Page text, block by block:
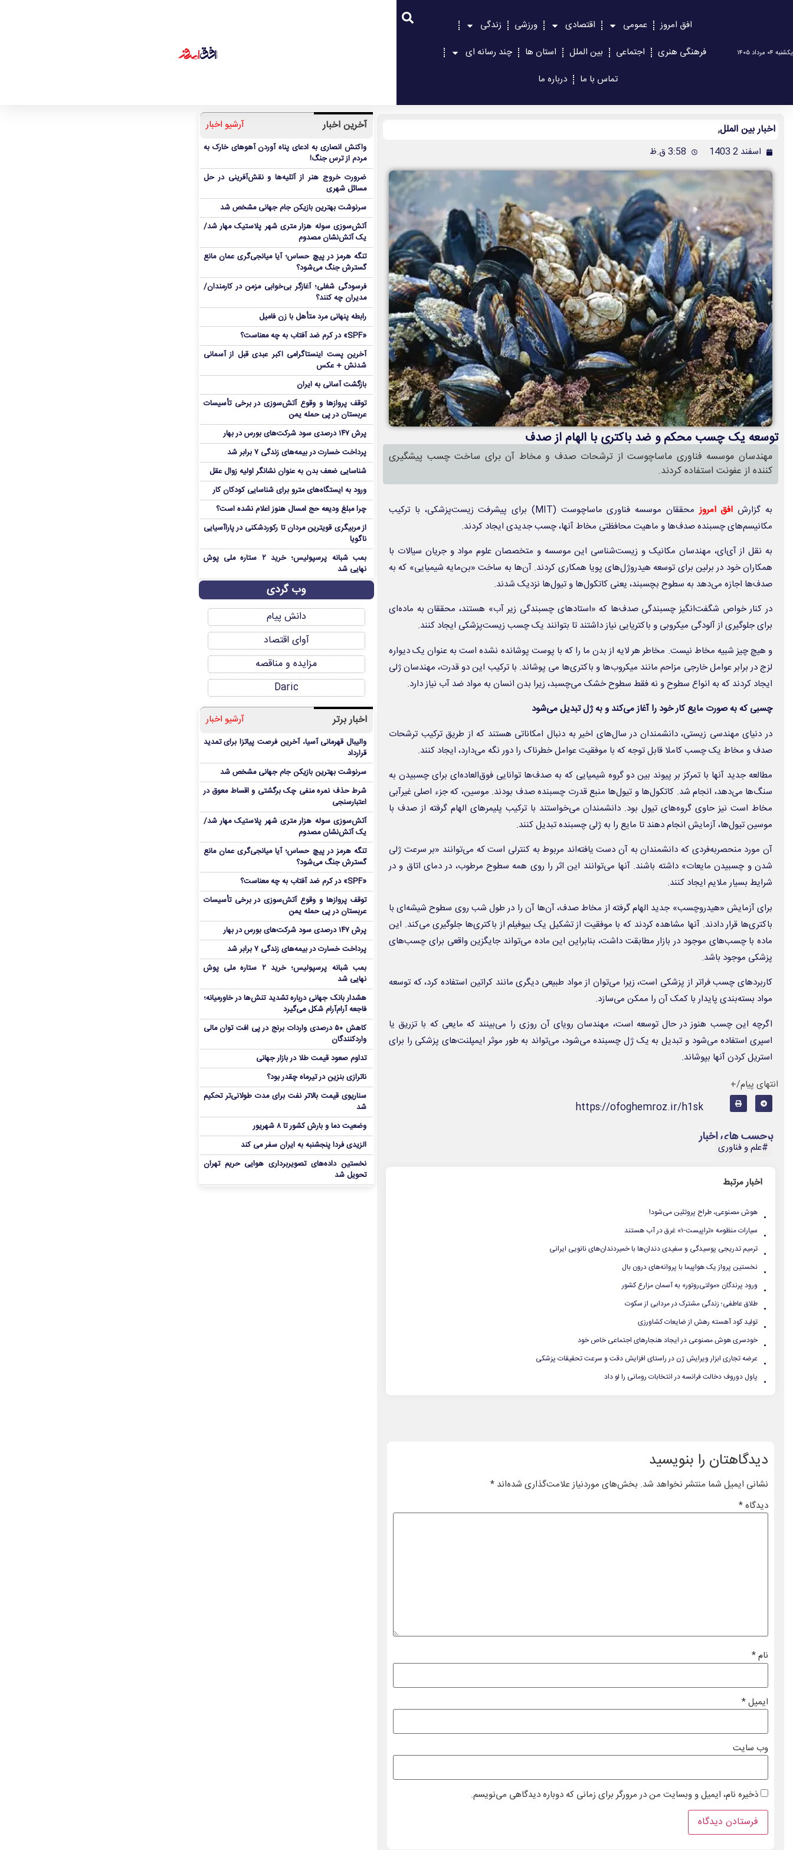
یکشنبه ۰۴ مرداد ۱۴۰۵
افق امروز عمومی اقتصادی ورزشی
زندگی
فرهنگی هنری
اجتماعی بین الملل استان ها
چند رسانه ای
تماس با ما
درباره ما
اخبار بین الملل,
اسفند 2 1403 3:58 ق.ظ
توسعه یک چسب محکم و ضد باکتری با الهام از صدف
مهندسان موسسه فناوری ماساچوست از ترشحات صدف و مخاط آن برای ساخت چسب پیشگیری
کننده از عفونت استفاده کردند.
به گزارش افق امروز
محققان موسسه فناوری ماساچوست (MIT) برای پیشرفت زیست‌پزشکی، با ترکیب
مکانیسم‌های چسبنده صدف‌ها و ماهیت محافظتی مخاط آنها، چسب جدیدی ایجاد کردند.
به نقل از آی‌ای، مهندسان مکانیک و زیست‌شناسی این موسسه و متخصصان علوم مواد و جریان سیالات با
همکاران خود در برلین برای توسعه هیدروژل‌های پویا همکاری کردند. آن‌ها به ساخت «بن‌مایه شیمیایی» که به
صدف‌ها اجازه می‌دهد به سطوح بچسبند، یعنی کاتکول‌ها و تیول‌ها نزدیک شدند.
در کنار خواص شگفت‌انگیز چسبندگی صدف‌ها که «استادهای چسبندگی زیر آب» هستند، محققان به ماده‌ای
برای جلوگیری از آلودگی میکروبی و باکتریایی نیاز داشتند تا بتوانند یک چسب زیست‌پزشکی ایجاد کنند.
و هیچ چیز شبیه مخاط نیست. مخاطر هر لایه از بدن ما را که با پوست پوشانده نشده است به عنوان یک دیواره
لزج در برابر عوامل خارجی مزاحم مانند میکروب‌ها و باکتری‌ها می پوشاند. با ترکیب این دو قدرت، مهندسان ژلی
ایجاد کردند که به انواع سطوح و نه فقط سطوح خشک می‌چسبد، زیرا بدن انسان به مواد ضد آب نیاز دارد.
چسبی که به صورت مایع کار خود را آغاز می‌کند و به ژل تبدیل می‌شود
در دنیای مهندسی زیستی، دانشمندان در سال‌های اخیر به دنبال امکاناتی هستند که از طریق ترکیب ترشحات
صدف و مخاط یک چسب کاملا قابل توجه که با موفقیت عوامل خطرناک را دور نگه می‌دارد، ایجاد کنند.
مطالعه جدید آنها با تمرکز بر پیوند بین دو گروه شیمیایی که به صدف‌ها توانایی فوق‌العاده‌ای برای چسبیدن به
سنگ‌ها می‌دهد، انجام شد. کاتکول‌ها و تیول‌ها منبع قدرت چسبنده صدف بودند. موسین، که جزء اصلی غیرآبی
مخاط است نیز حاوی گروه‌های تیول بود. دانشمندان می‌خواستند با ترکیب پلیمرهای الهام گرفته از صدف با
موسین تیول‌ها، آزمایش انجام دهند تا مایع را به ژلی چسبنده تبدیل کنند.
آن مورد منحصربه‌فردی که دانشمندان به آن دست یافته‌اند مربوط به کنترلی است که می‌توانند «بر سرعت ژلی
شدن و چسبیدن مایعات» داشته باشند. آنها می‌توانند این اثر را روی همه سطوح مرطوب، در دمای اتاق و در
شرایط بسیار ملایم ایجاد کنند.
برای آزمایش «هیدروچسب» جدید الهام گرفته از مخاط صدف، آن‌ها آن را در طول شب روی سطوح شیشه‌ای با
باکتری‌ها قرار دادند. آنها مشاهده کردند که با موفقیت از تشکیل یک بیوفیلم از باکتری‌ها جلوگیری می‌کند. این
ماده با چسب‌های موجود در بازار مطابقت داشت، بنابراین این ماده می‌تواند جایگزین واقعی برای چسب‌های
پزشکی موجود باشد.
کاربردهای چسب فراتر از پزشکی است، زیرا می‌توان از مواد طبیعی دیگری مانند کراتین استفاده کرد، که توسعه
مواد بسته‌بندی پایدار با کمک آن را ممکن می‌سازد.
اگرچه این چسب هنوز در حال توسعه است، مهندسان رویای آن روزی را می‌بینند که مایعی که با تزریق یا
اسپری استفاده می‌شود و تبدیل به یک ژل چسبنده می‌شود، می‌تواند به طور موثر ایمپلنت‌های پزشکی را برای
استریل کردن آنها بپوشاند.
انتهای پیام/+
https://ofoghemroz.ir/h1sk
برچسب های اخبار
#علم و فناوری
اخبار مرتبط
. هوش مصنوعی، طراح پروتئین می‌شود!
. سیارات منظومه «تراپیست-۱» غرق در آب هستند
. ترمیم تدریجی پوسیدگی و سفیدی دندان‌ها با خمیردندان‌های نانویی ایرانی
. نخستین پرواز یک هواپیما با پروانه‌های درون بال
. ورود پرندگان «مولتی‌روتور» به آسمان مزارع کشور
. طلاق عاطفی؛ زندگی مشترک در مردابی از سکوت
. تولید کود آهسته رهش از ضایعات‌ کشاورزی
. خودسری هوش مصنوعی در ایجاد هنجارهای اجتماعی خاص خود
. عرضه تجاری ابزار ویرایش ژن در راستای افزایش دقت و سرعت تحقیقات پزشکی
. پاول دوروف دخالت فرانسه در انتخابات رومانی را لو داد
دیدگاهتان را بنویسید
نشانی ایمیل شما منتشر نخواهد شد. بخش‌های موردنیاز علامت‌گذاری شده‌اند*
دیدگاه*
نام*
ایمیل*
وب‌ سایت
ذخیره نام، ایمیل و وبسایت من در مرورگر برای زمانی که دوباره دیدگاهی می‌نویسم.
آخرین اخبار آرشیو اخبار
واکنش انصاری به ادعای پناه آوردن آهوهای خارک به
مردم از ترس جنگ!
ضرورت خروج هنر از آتلیه‌ها و نقش‌آفرینی در حل
مسائل شهری
سرنوشت بهترین بازیکن جام جهانی مشخص شد
آتش‌سوزی سوله هزار متری شهر پلاستیک مهار شد/
یک آتش‌نشان مصدوم
تنگه هرمز در پیچ حساس؛ آیا میانجی‌گری عمان مانع
گسترش جنگ می‌شود؟
فرسودگی شغلی؛ آغازگر بی‌خوابی مزمن در کارمندان/
مدیران چه کنند؟
رابطه پنهانی مرد متأهل با زن فامیل
«SPF» در کرم ضد آفتاب به چه معناست؟
آخرین پست اینستاگرامی اکبر عبدی قبل از آسمانی
شدنش + عکس
بازگشت آسانی به ایران
توقف پروازها و وقوع آتش‌سوزی در برخی تأسیسات
عربستان در پی حمله یمن
پرش ۱۴۷ درصدی سود شرکت‌های بورس در بهار
پرداخت خسارت در بیمه‌های زندگی ۷ برابر شد
شناسایی ضعف بدن به عنوان نشانگر اولیه زوال عقل
ورود به ایستگاه‌های مترو برای شناسایی کودکان کار
چرا مبلغ ودیعه حج امسال هنوز اعلام نشده است؟
از مربیگری قویترین مردان تا رکوردشکنی در پاراآسیایی
ناگویا
بمب شبانه پرسپولیس؛ خرید ۲ ستاره ملی پوش
نهایی شد
وب گردی
دانش پیام
آوای اقتصاد
مزایده و مناقصه
Daric
اخبار برتر آرشیو اخبار
والیبال قهرمانی آسیا، آخرین فرصت پیاتزا برای تمدید
قرارداد
سرنوشت بهترین بازیکن جام جهانی مشخص شد
شرط حذف نمره منفی چک برگشتی و اقساط معوق در
اعتبارسنجی
آتش‌سوزی سوله هزار متری شهر پلاستیک مهار شد/
یک آتش‌نشان مصدوم
تنگه هرمز در پیچ حساس؛ آیا میانجی‌گری عمان مانع
گسترش جنگ می‌شود؟
«SPF» در کرم ضد آفتاب به چه معناست؟
توقف پروازها و وقوع آتش‌سوزی در برخی تأسیسات
عربستان در پی حمله یمن
پرش ۱۴۷ درصدی سود شرکت‌های بورس در بهار
پرداخت خسارت در بیمه‌های زندگی ۷ برابر شد
بمب شبانه پرسپولیس؛ خرید ۲ ستاره ملی پوش
نهایی شد
هشدار بانک جهانی درباره تشدید تنش‌ها در خاورمیانه؛
فاجعه آرام‌آرام شکل می‌گیرد
کاهش ۵۰ درصدی واردات برنج در پی افت توان مالی
واردکنندگان
تداوم صعود قیمت طلا در بازار جهانی
ناترازی بنزین در تیرماه چقدر بود؟
سناریوی قیمت بالاتر نفت برای مدت طولانی‌تر تحکیم
شد
وضعیت دما و بارش کشور تا ۸ شهریور
الزیدی فردا پنجشنبه به ایران سفر می کند
نخستین داده‌های تصویربرداری هوایی حریم تهران
تحویل شد